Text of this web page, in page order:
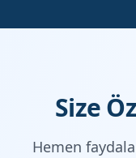
Size
Hemen